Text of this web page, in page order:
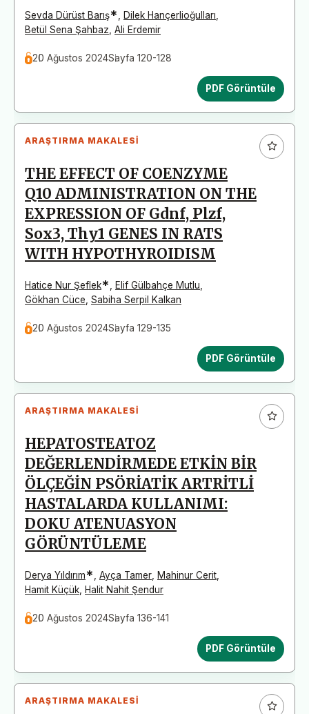
Sevda Dürüst Barış* Dilek Hançerlioğulları
Betül Sena Şahbaz Ali Erdemir
20 Ağustos 2024Sayfa 120-128
PDF Görüntüle
ARAŞTIRMA MAKALESI
THE EFFECT OF COENZYME
Q10 ADMINISTRATION ON THE
EXPRESSION OF Gdnf, Plzf,
Sox3, Thy1 GENES IN RATS
WITH HYPOTHYROIDISM
Hatice Nur Şeflek* Elif Gülbahçe Mutlu
Gökhan Cüce Sabiha Serpil Kalkan
20 Ağustos 2024Sayfa 129-135
PDF Görüntüle
ARAŞTIRMA MAKALESI
HEPATOSTEATOZ
DEĞERLENDİRMEDE ETKİN BİR
ÖLÇEĞİN PSÖRİATİK ARTRİTLİ
HASTALARDA KULLANIMI:
DOKU ATENUASYON
GÖRÜNTÜLEME
Derya Yıldırım* Ayça Tamer Mahinur Cerit
Hamit Küçük
Halit Nahit Şendur
20 Ağustos 2024Sayfa 136-141
PDF Görüntüle
ARAŞTIRMA MAKALESI